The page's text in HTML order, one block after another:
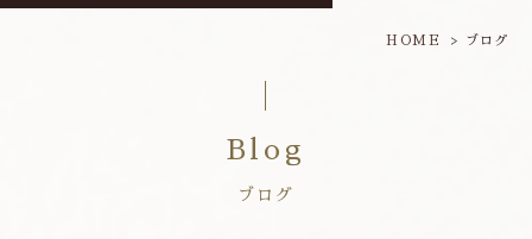
HOME ブログ
Blog
ブログ